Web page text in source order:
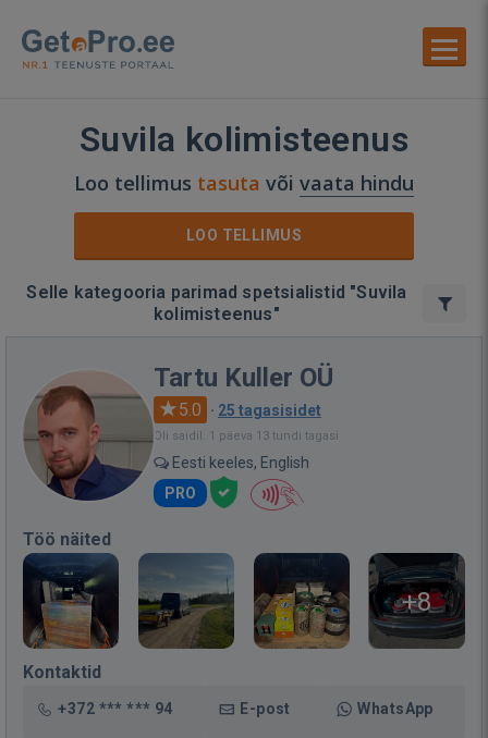
Suvila kolimisteenus
Loo tellimus tasuta või vaata hindu
LOO TELLIMUS
Selle kategooria parimad spetsialistid "Suvila
kolimisteenus"
Tartu Kuller OÜ
5.0 · 25 tagasisidet
Oli saidil: 1 päeva 13 tundi tagasi
Eesti keeles, English
PRO
Töö näited
+8
Kontaktid
+372 *** *** 94 E-post WhatsApp